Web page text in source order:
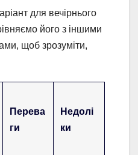
для вечірнього
його з іншими
щоб зрозуміти,
Перева
ги
Недолі
ки